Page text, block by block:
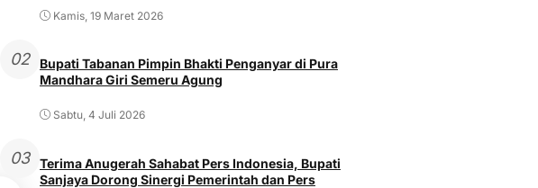
Kamis, 19 Maret 2026
02
Bupati Tabanan Pimpin Bhakti Penganyar di Pura
Mandhara Giri Semeru Agung
Sabtu, 4 Juli 2026
03
Terima Anugerah Sahabat Pers Indonesia, Bupati
Sanjaya Dorong Sinergi Pemerintah dan Pers